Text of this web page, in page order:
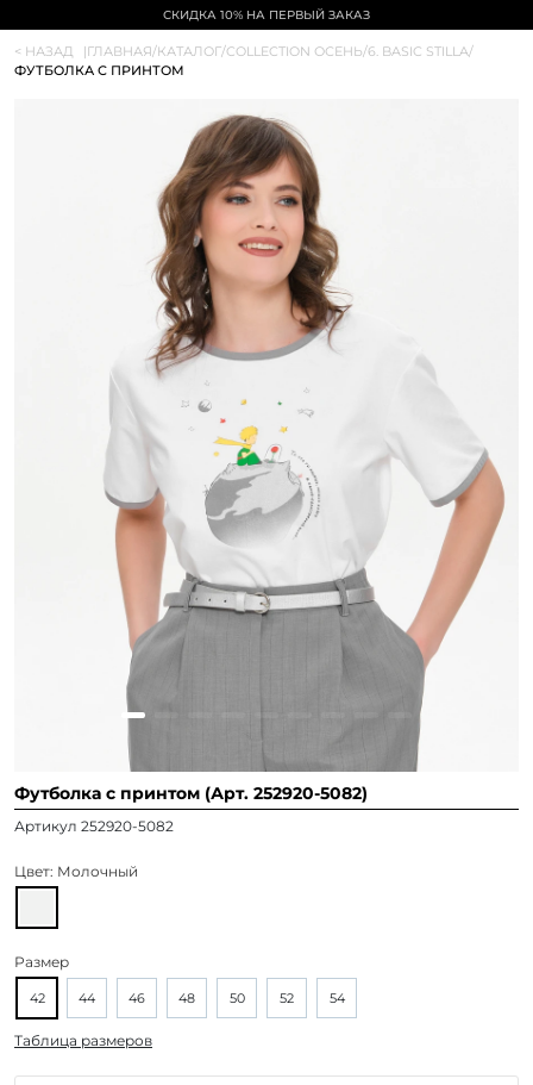
СКИДКА 10% НА ПЕРВЫЙ ЗАКАЗ
< НАЗАД |ГЛАВНАЯ/КАТАЛОГ/COLLECTION ОСЕНЬ/6. BASIC STILLA/
ФУТБОЛКА С ПРИНТОМ
Футболка с принтом (Арт. 252920-5082)
Артикул 252920-5082
Цвет: Молочный
Размер
42 44 46 48 50 52 54
Таблица размеров